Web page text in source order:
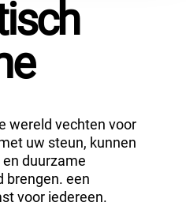
wereld vechten voor
uw steun, kunnen
duurzame
brengen. een
voor iedereen.